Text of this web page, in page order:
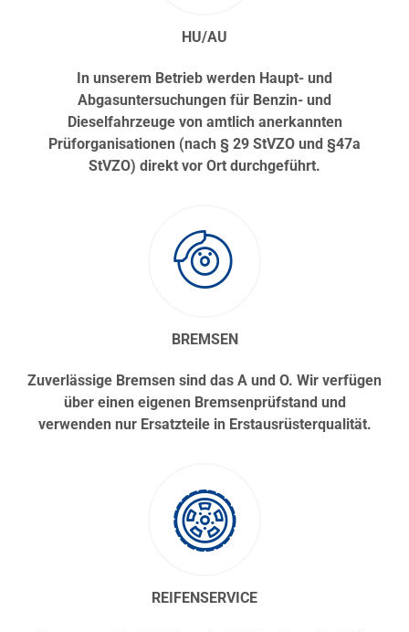
HU/AU
In unserem Betrieb werden Haupt- und
Abgasuntersuchungen für Benzin- und
Dieselfahrzeuge von amtlich anerkannten
Prüforganisationen (nach § 29 StVZO und §47a
StVZO) direkt vor Ort durchgeführt.
BREMSEN
Zuverlässige Bremsen sind das A und O. Wir verfügen
über einen eigenen Bremsenprüfstand und
verwenden nur Ersatzteile in Erstausrüsterqualität.
REIFENSERVICE